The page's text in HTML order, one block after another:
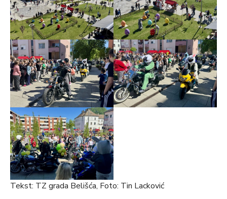
Tekst: TZ grada Belišća, Foto: Tin Lacković